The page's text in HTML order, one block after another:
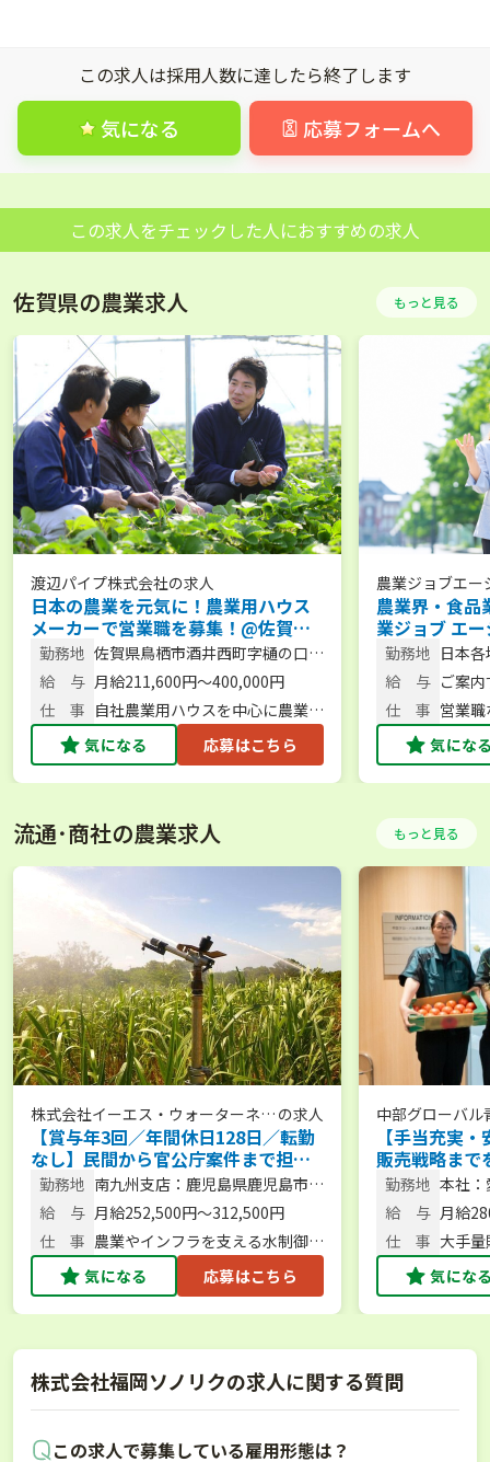
この求人は採用人数に達したら終了します
気になる 応募フォームへ
この求人をチェックした人におすすめの求人
佐賀県の農業求人 もっと見る
渡辺パイプ株式会社の求人
日本の農業を元気に！農業用ハウス
メーカーで営業職を募集！@佐賀県
【年間休日124日／各種手当充実】
勤務地 佐賀県鳥栖市酒井西町字樋の口
689-5
給 与 月給211,600円～400,000円
仕 事 自社農業用ハウスを中心に農業関
連商材をトータルに提案・販売
気になる 応募はこちら
農業ジョブエー
農業界・食品
業ジョブ エ
リアアドバ
成功を無料
勤務地 日本
給 与 ご案
異な
仕 事 営業
職・
気にな
流通･商社の農業求人 もっと見る
株式会社イーエス・ウォーターネッ
ト
の求人
【賞与年3回／年間休日128日／転勤
なし】民間から官公庁案件まで担
当！農業用散水機トップメーカーの
提案営業職＜鹿児島勤務＞
勤務地 南九州支店：鹿児島県鹿児島市下
荒田4丁目54番15号
給 与 月給252,500円～312,500円
仕 事 農業やインフラを支える水制御機
器・散水システムの提案営業
気になる 応募はこちら
中部グローバル
【手当充実
販売戦略まで
菜のルート営
勤務地 本社
場八
給 与 月給
仕 事 大手
売戦
気にな
株式会社福岡ソノリクの求人に関する質問
この求人で募集している雇用形態は？